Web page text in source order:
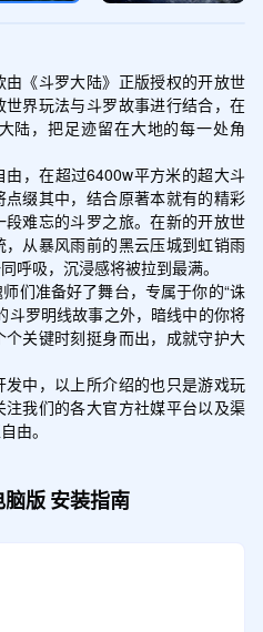
由《斗罗大陆》正版授权的开放世
界玩法与斗罗故事进行结合，在
陆，把足迹留在大地的每一处角
，在超过6400w平方米的超大斗
缀其中，结合原著本就有的精彩
难忘的斗罗之旅。在新的开放世
从暴风雨前的黑云压城到虹销雨
呼吸，沉浸感将被拉到最满。
们准备好了舞台，专属于你的“诛
斗罗明线故事之外，暗线中的你将
关键时刻挺身而出，成就守护大
中，以上所介绍的也只是游戏玩
我们的各大官方社媒平台以及渠
由。
脑版 安装指南